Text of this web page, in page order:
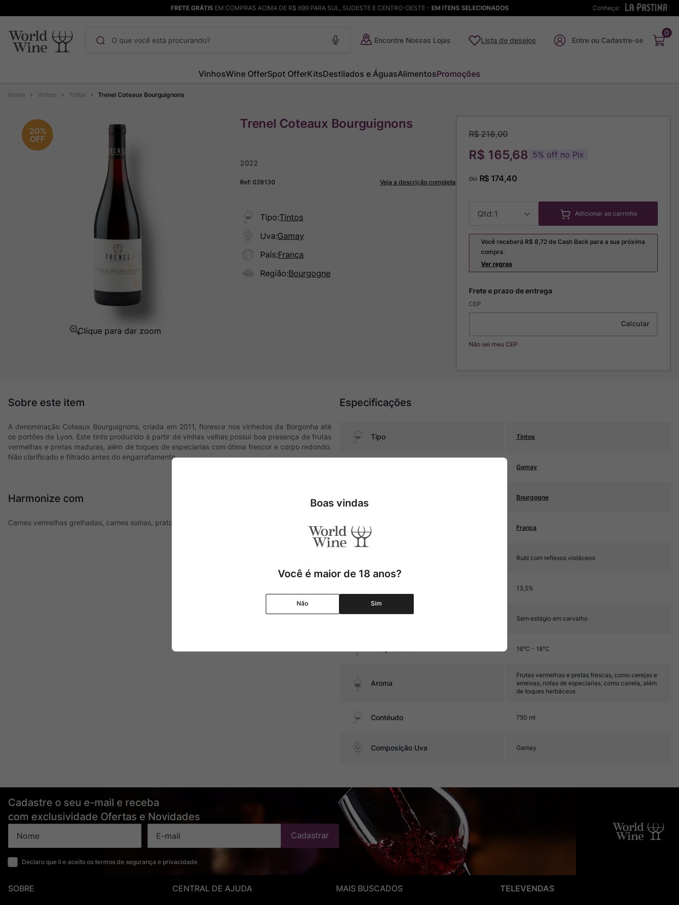
Conheça:
FRETE GRÁTISEM COMPRAS ACIMA DE R$ 699 PARA SUL, SUDESTE E CENTRO-OESTE - EM ITENS SELECIONADOS
Encontre Nossas Lojas Lista de desejos
0
VinhosWine OfferSpot OfferKitsDestilados e ÁguasAlimentosPromoções
Vinhos Tintos Trenel Coteaux Bourguignons
20%
OFF
Trenel Coteaux Bourguignons
2022
Ref:028130 Veja a descrição completa
Tipo:Tintos
Uva:Gamay
País:França
Região:Bourgogne
R$ 218,00
R$ 165,68 5% off no Pix
ou R$ 174,40
1 Adicionar ao carrinho
Você receberá R$ 8,72de Cash Back para a sua próxima
compra.
Ver regras
CEP
Não sei meu CEP
A denominação Coteaux Bourguignons, criada em 2011, floresce nos vinhedos da Borgonha até
os portões de Lyon. Este tinto produzido à partir de vinhas velhas possui boa presença de frutas
vermelhas e pretas maduras, além de toques de especiarias com ótima frescor e corpo redondo.
Não clarificado e filtrado antes do engarrafamento.
Harmonize com
Carnes vermelhas grelhadas, carnes suínas, pratos com cogumelos, além de queijos amarelos
Especificações
Tipo Tintos
Gamay
Bourgogne
Pais França
Rubi com reflexos violáceos
13,5%
Sem estágio em carvalho
16°C - 18°C
Aroma
Frutas vermelhas e pretas frescas, como cerejas e
ameixas, notas de especiarias, como canela, além
de toques herbáceos
Contéudo 750 ml
Composição Uva Gamay
Cadastre o seu e-mail e receba
com exclusividade Ofertas e Novidades
Declaro que li e aceito os termos de segurança e privacidade
Cadastrar
SOBRE CENTRAL DE AJUDA MAIS BUSCADOS TELEVENDAS
1º Maçanita
3º
4º
Boas vindas
Você é maior de 18 anos?
Não Sim